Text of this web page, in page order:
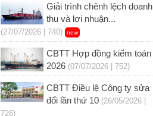
Giải trình chênh lệch doanh
thu và lợi nhuận...
(27/07/2026 | 740) new
CBTT Hợp đồng kiểm toán
2026 (07/07/2026 | 752)
CBTT Điều lệ Công ty sửa
đổi lần thứ 10 (26/05/2026 |
726)